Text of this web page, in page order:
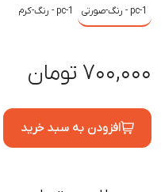
pc-1
- رنگ-صورتی pc-1
- رنگ-کرم
۷۰۰,۰۰۰ تومان
افزودن به سبد خرید